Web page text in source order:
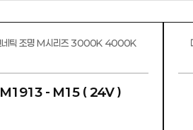
마그네틱 조명 M시리즈 3000K 4000K
M1913 - M15 ( 24V )